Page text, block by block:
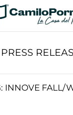
PRESS
INNOVE FALL/